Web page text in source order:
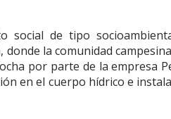
social de tipo
la comunidad
por parte de la empresa
en el cuerpo hídrico e